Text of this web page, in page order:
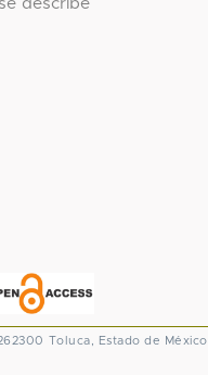
describe
Toluca, Estado de México.